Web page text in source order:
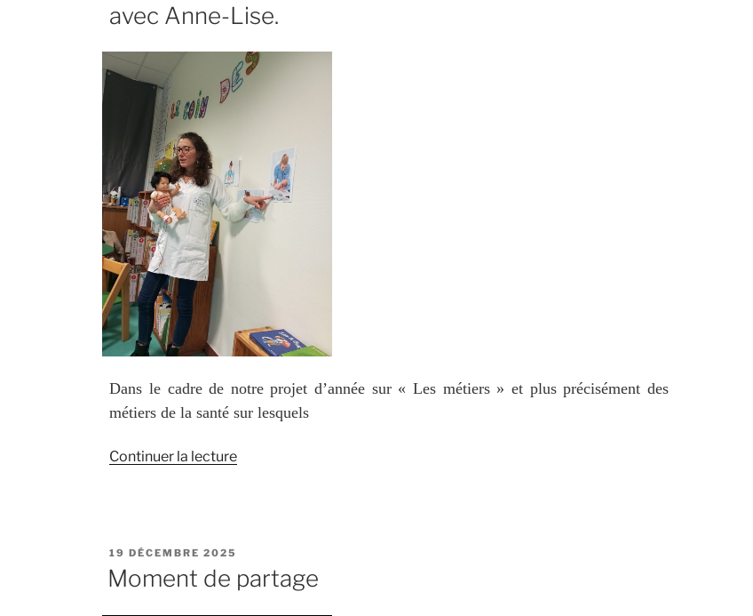
en
! »
avec Anne-Lise.
Dans le cadre de notre projet d’année sur « Les métiers » et plus précisément des
métiers de la santé sur lesquels
Continuer la lecturede
d’infirmière
PUBLIÉ
LE
19 DÉCEMBRE 2025
Moment de partage